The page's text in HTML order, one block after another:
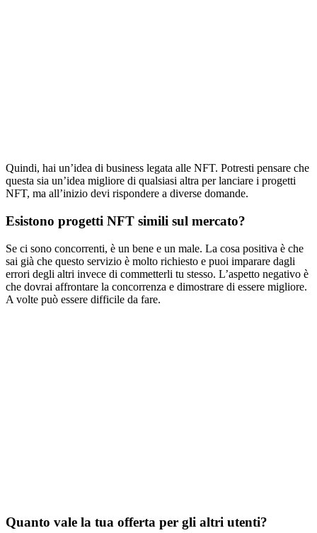
Quindi, hai un’idea di business legata alle NFT. Potresti pensare che
questa sia un’idea migliore di qualsiasi altra per lanciare i progetti
NFT, ma all’inizio devi rispondere a diverse domande.
Esistono progetti NFT simili sul mercato?
Se ci sono concorrenti, è un bene e un male. La cosa positiva è che
sai già che questo servizio è molto richiesto e puoi imparare dagli
errori degli altri invece di commetterli tu stesso. L’aspetto negativo è
che dovrai affrontare la concorrenza e dimostrare di essere migliore.
A volte può essere difficile da fare.
Quanto vale la tua offerta per gli altri utenti?